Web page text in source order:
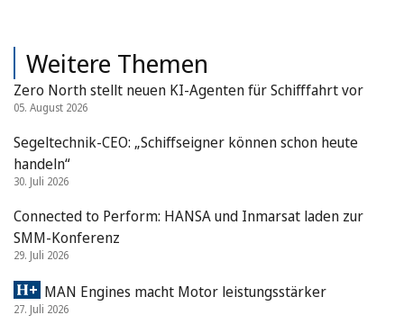
Weitere Themen
Zero North stellt neuen KI-Agenten für Schifffahrt vor
05. August 2026
Segeltechnik-CEO: „Schiffseigner können schon heute
handeln“
30. Juli 2026
Connected to Perform: HANSA und Inmarsat laden zur
SMM-Konferenz
29. Juli 2026
MAN Engines macht Motor leistungsstärker
27. Juli 2026